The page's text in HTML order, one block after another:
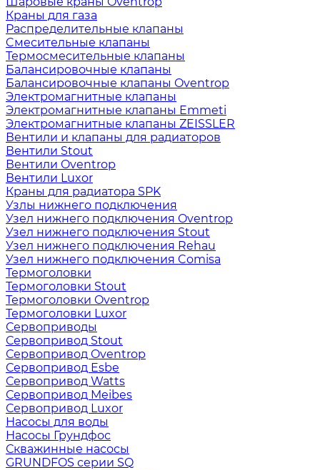
Краны для газа
Распределительные клапаны
Cмесительные клапаны
Термосмесительные клапаны
Балансировочные клапаны
Балансировочные клапаны Oventrop
Электромагнитные клапаны
Электромагнитные клапаны Emmeti
Электромагнитные клапаны ZEISSLER
Вентили и клапаны для радиаторов
Вентили Stout
Вентили Oventrop
Вентили Luxor
Краны для радиатора SPK
Узлы нижнего подключения
Узел нижнего подключения Oventrop
Узел нижнего подключения Stout
Узел нижнего подключения Rehau
Узел нижнего подключения Comisa
Термоголовки
Термоголовки Stout
Термоголовки Oventrop
Термоголовки Luxor
Сервоприводы
Сервопривод Stout
Сервопривод Oventrop
Сервопривод Esbe
Сервопривод Watts
Сервопривод Meibes
Сервопривод Luxor
Насосы для воды
Насосы Грундфос
Скважинные насосы
GRUNDFOS серии SQ